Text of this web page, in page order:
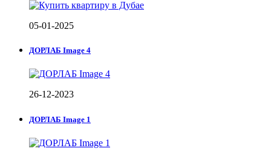
05-01-2025
ДОРЛАБ Image 4
26-12-2023
ДОРЛАБ Image 1